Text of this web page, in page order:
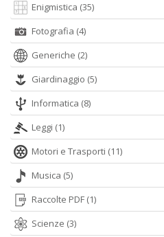
Enigmistica (35)
Fotografia (4)
Generiche (2)
Giardinaggio (5)
Informatica (8)
Leggi (1)
Motori e Trasporti (11)
Musica (5)
Raccolte PDF (1)
Scienze (3)